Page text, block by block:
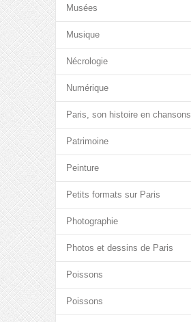
Musées
Musique
Nécrologie
Numérique
Paris, son histoire en chansons
Patrimoine
Peinture
Petits formats sur Paris
Photographie
Photos et dessins de Paris
Poissons
Poissons